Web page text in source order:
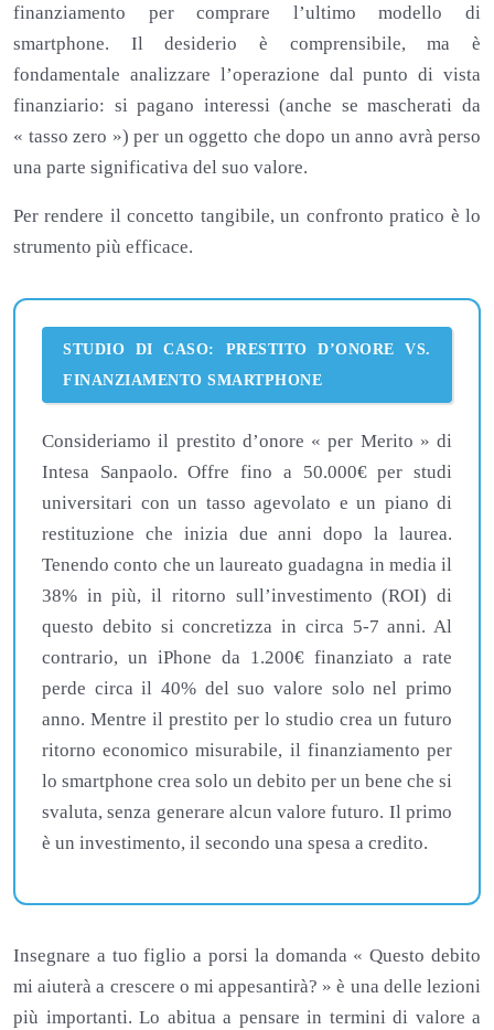
finanziamento per comprare l’ultimo modello di
smartphone. Il desiderio è comprensibile, ma è
fondamentale analizzare l’operazione dal punto di vista
finanziario: si pagano interessi (anche se mascherati da
« tasso zero ») per un oggetto che dopo un anno avrà perso
una parte significativa del suo valore.
Per rendere il concetto tangibile, un confronto pratico è lo
strumento più efficace.
STUDIO DI CASO: PRESTITO D’ONORE VS.
FINANZIAMENTO SMARTPHONE
Consideriamo il prestito d’onore « per Merito » di
Intesa Sanpaolo. Offre fino a 50.000€ per studi
universitari con un tasso agevolato e un piano di
restituzione che inizia due anni dopo la laurea.
Tenendo conto che un laureato guadagna in media il
38% in più, il ritorno sull’investimento (ROI) di
questo debito si concretizza in circa 5-7 anni. Al
contrario, un iPhone da 1.200€ finanziato a rate
perde circa il 40% del suo valore solo nel primo
anno. Mentre il prestito per lo studio crea un futuro
ritorno economico misurabile, il finanziamento per
lo smartphone crea solo un debito per un bene che si
svaluta, senza generare alcun valore futuro. Il primo
è un investimento, il secondo una spesa a credito.
Insegnare a tuo figlio a porsi la domanda « Questo debito
mi aiuterà a crescere o mi appesantirà? » è una delle lezioni
più importanti. Lo abitua a pensare in termini di valore a